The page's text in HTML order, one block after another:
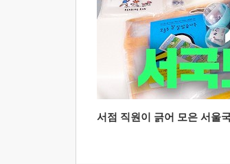
서점 직원이 긁어 모은 서울